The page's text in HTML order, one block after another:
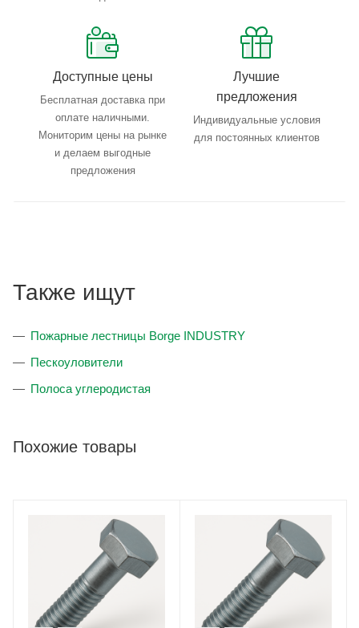
Доступные цены
Бесплатная доставка при
оплате наличными.
Мониторим цены на рынке
и делаем выгодные
предложения
Лучшие
предложения
Индивидуальные условия
для постоянных клиентов
Также ищут
Пожарные лестницы Borge INDUSTRY
Пескоуловители
Полоса углеродистая
Похожие товары